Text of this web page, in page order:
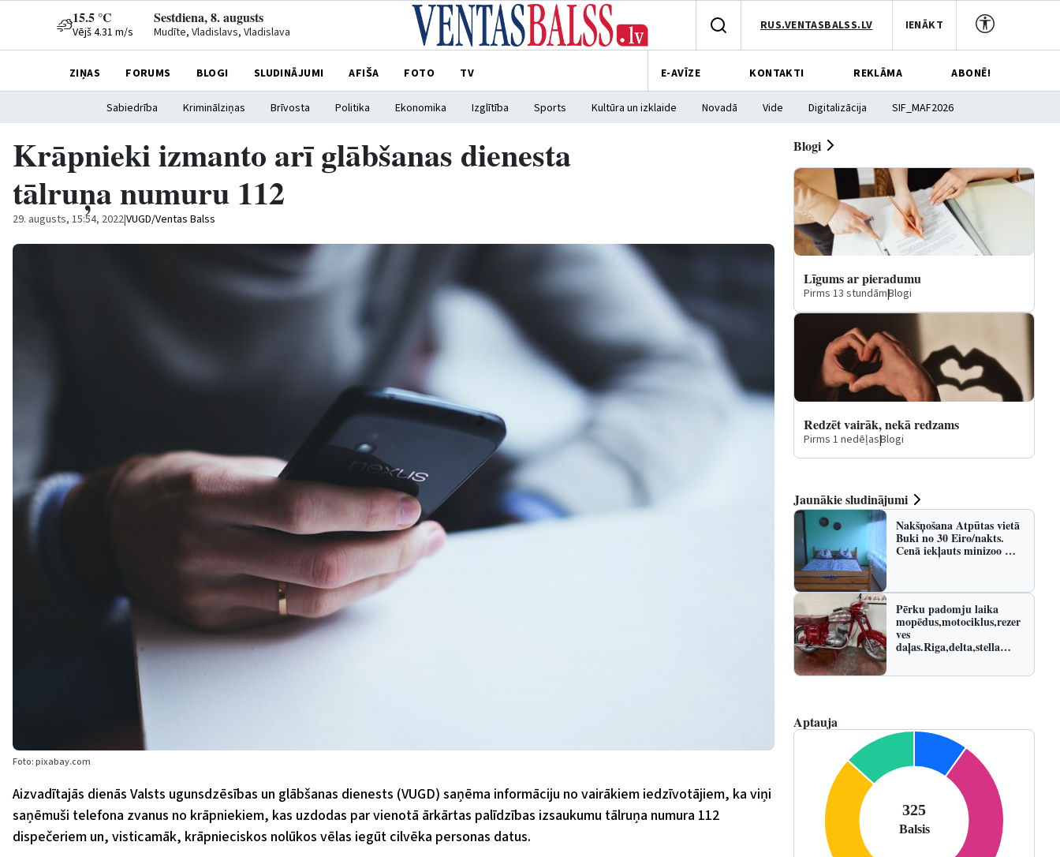
15.5 °C
Vējš 4.31 m/s
Sestdiena, 8. augusts
Mudīte, Vladislavs, Vladislava RUS.VENTASBALSS.LV IENĀKT
ZIŅAS FORUMS BLOGI SLUDINĀJUMI AFIŠA FOTO TV E-AVĪZE KONTAKTI REKLĀMA ABONĒ!
Sabiedrība Kriminālziņas Brīvosta Politika Ekonomika Izglītība Sports Kultūra un izklaide Novadā Vide Digitalizācija SIF_MAF2026
Krāpnieki izmanto arī glābšanas dienesta
tālruņa numuru 112
29. augusts, 15:54, 2022|VUGD/Ventas Balss
Foto: pixabay.com
Aizvadītajās dienās Valsts ugunsdzēsības un glābšanas dienests (VUGD) saņēma informāciju no vairākiem iedzīvotājiem, ka viņi
saņēmuši telefona zvanus no krāpniekiem, kas uzdodas par vienotā ārkārtas palīdzības izsaukumu tālruņa numura 112
dispečeriem un, visticamāk, krāpnieciskos nolūkos vēlas iegūt cilvēka personas datus.
Blogi
Līgums ar pieradumu
Pirms 13 stundām|Blogi
Redzēt vairāk, nekā redzams
Pirms 1 nedēļas|Blogi
Jaunākie sludinājumi
Nakšņošana Atpūtas vietā
Buki no 30 Eiro/nakts.
Cenā iekļauts minizoo …
Pērku padomju laika
mopēdus,motociklus,rezer
ves
daļas.Riga,delta,stella…
Aptauja